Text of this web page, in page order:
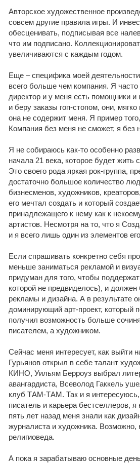
Авторское художественное
совсем другие правила игры. И
обесценивать, подписывая все
что им подписано.
увеличиваются с каждым годом.
Еще – специфика моей
всего больше чем компания. Я
директор и у меня есть помощники
и беру заказы гоп-стопом, они,
она не содержит меня. Я пример
Компания без меня не сможет, я без
Я не собираюсь как-то особенно
начала 21 века, которое будет жить
Это своего рода яркая рок-группа,
достаточно большое количество
бизнесменов, художников,
его мечтал создать и который
принадлежащего к нему как к
артистов. Несмотря на то, что я
и я всего лишь один из элементов
Если спрашивать конкретно себя
меньше заниматься рекламой и
придуман для того, чтобы
которой не предвиделось), и
рекламы и дизайна. А в результате
доминирующий арт-проект, который
получил возможность больше
писателем, а художником.
Сейчас меня интересует, как выйти
Гурьянов открыл в себе талант
КИНО, Уильям Берроуз выбрал
авангардиста, Всеволод Гаккель
клуб ТАМ-ТАМ. Так и я интересуюсь,
писатель и карьера бестселлеров,
пять лет назад меня знали как
журналиста и художника. Возможно,
религиоведа.
А пока я зарабатываю основные